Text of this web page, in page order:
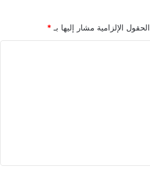
الحقول الإلزامية مشار إليها بـ*